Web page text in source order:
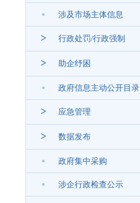
涉及市场主体信息
> 行政处罚/行政强制
> 助企纾困
政府信息主动公开目录
> 应急管理
> 数据发布
政府集中采购
涉企行政检查公示